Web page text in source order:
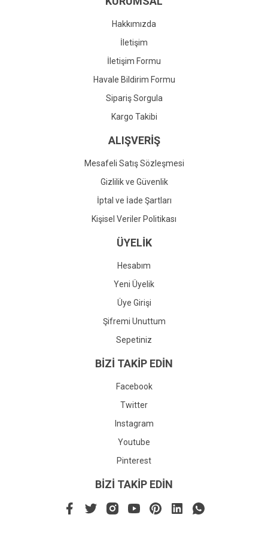
Gönder
Hakkımızda
İletişim
İletişim Formu
Havale Bildirim Formu
Sipariş Sorgula
Kargo Takibi
ALIŞVERİŞ
Mesafeli Satış Sözleşmesi
Gizlilik ve Güvenlik
İptal ve İade Şartları
Kişisel Veriler Politikası
ÜYELİK
Hesabım
Yeni Üyelik
Üye Girişi
Şifremi Unuttum
Sepetiniz
BİZİ TAKİP EDİN
Facebook
Twitter
Instagram
Youtube
Pinterest
BİZİ TAKİP EDİN